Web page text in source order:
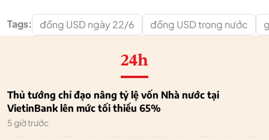
Tags: đồng USD ngày 22/6 đồng USD trong nước
24h
Thủ tướng chỉ đạo nâng tỷ lệ vốn Nhà nước tại
VietinBank lên mức tối thiểu 65%
5 giờ trước